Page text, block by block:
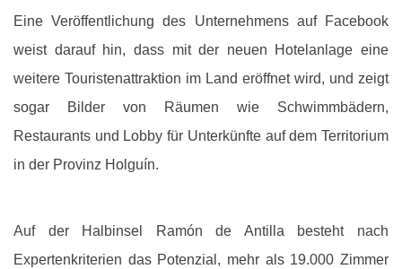
Eine Veröffentlichung des Unternehmens auf Facebook
weist darauf hin, dass mit der neuen Hotelanlage eine
weitere Touristenattraktion im Land eröffnet wird, und zeigt
sogar Bilder von Räumen wie Schwimmbädern,
Restaurants und Lobby für Unterkünfte auf dem Territorium
in der Provinz Holguín.
Auf der Halbinsel Ramón de Antilla besteht nach
Expertenkriterien das Potenzial, mehr als 19.000 Zimmer